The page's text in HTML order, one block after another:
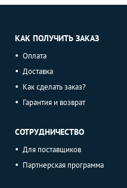
КАК ПОЛУЧИТЬ ЗАКАЗ
Оплата
Доставка
Как сделать заказ?
Гарантия и возврат
СОТРУДНИЧЕСТВО
Для поставщиков
Партнерская программа